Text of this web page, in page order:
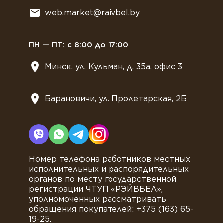
web.market@raivbel.by
ПН — ПТ: с 8:00 до 17:00
Минск, ул. Кульман, д. 35а, офис 3
Барановичи, ул. Пролетарская, 2Б
Номер телефона работников местных
исполнительных и распорядительных
органов по месту государственной
регистрации ЧТУП «РЭЙВБЕЛ»,
уполномоченных рассматривать
обращения покупателей: +375 (163) 65-
19-25.